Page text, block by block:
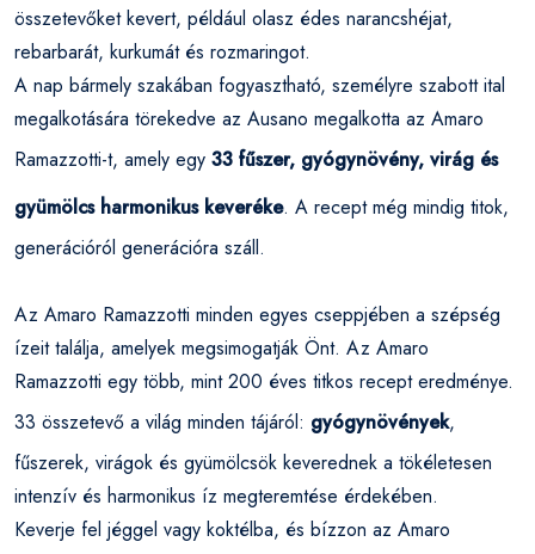
összetevőket kevert, például olasz édes narancshéjat,
rebarbarát, kurkumát és rozmaringot.
A nap bármely szakában fogyasztható, személyre szabott ital
megalkotására törekedve az Ausano megalkotta az Amaro
Ramazzotti-t, amely egy 33 fűszer, gyógynövény, virág és
gyümölcs harmonikus keveréke. A recept még mindig titok,
generációról generációra száll.
Az Amaro Ramazzotti minden egyes cseppjében a szépség
ízeit találja, amelyek megsimogatják Önt. Az Amaro
Ramazzotti egy több, mint 200 éves titkos recept eredménye.
33 összetevő a világ minden tájáról: gyógynövények,
fűszerek, virágok és gyümölcsök keverednek a tökéletesen
intenzív és harmonikus íz megteremtése érdekében.
Keverje fel jéggel vagy koktélba, és bízzon az Amaro